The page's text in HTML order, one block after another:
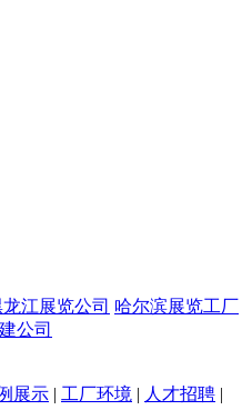
江展览公司 哈尔滨展览工厂
公司
展示 | 工厂环境 | 人才招聘 |